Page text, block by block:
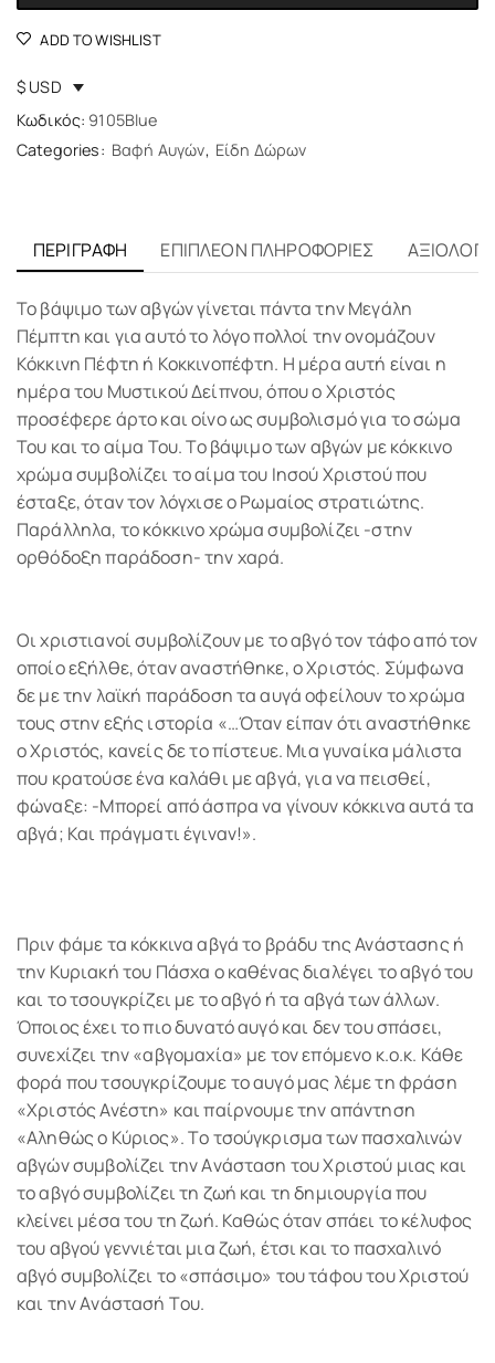
ADD TO WISHLIST
$ USD
Κωδικός: 9105Blue
Categories: Βαφή Αυγών, Είδη Δώρων
ΠΕΡΙΓΡΑΦΉ ΕΠΙΠΛΈΟΝ ΠΛΗΡΟΦΟΡΊΕΣ
Το βάψιμο των αβγών γίνεται πάντα την Μεγάλη
Πέμπτη και για αυτό το λόγο πολλοί την ονομάζουν
Κόκκινη Πέφτη ή Κοκκινοπέφτη. Η μέρα αυτή είναι η
ημέρα του Μυστικού Δείπνου, όπου ο Χριστός
προσέφερε άρτο και οίνο ως συμβολισμό για το σώμα
Του και το αίμα Του. Το βάψιμο των αβγών με κόκκινο
χρώμα συμβολίζει το αίμα του Ιησού Χριστού που
έσταξε, όταν τον λόγχισε ο Ρωμαίος στρατιώτης.
Παράλληλα, το κόκκινο χρώμα συμβολίζει -στην
ορθόδοξη παράδοση- την χαρά.
Οι χριστιανοί συμβολίζουν με το αβγό τον τάφο από τον
οποίο εξήλθε, όταν αναστήθηκε, ο Χριστός. Σύμφωνα
δε με την λαϊκή παράδοση τα αυγά οφείλουν το χρώμα
τους στην εξής ιστορία «…Όταν είπαν ότι αναστήθηκε
ο Χριστός, κανείς δε το πίστευε. Μια γυναίκα μάλιστα
που κρατούσε ένα καλάθι με αβγά, για να πεισθεί,
φώναξε: -Μπορεί από άσπρα να γίνουν κόκκινα αυτά τα
αβγά; Και πράγματι έγιναν!».
Πριν φάμε τα κόκκινα αβγά το βράδυ της Ανάστασης ή
την Κυριακή του Πάσχα ο καθένας διαλέγει το αβγό του
και το τσουγκρίζει με το αβγό ή τα αβγά των άλλων.
Όποιος έχει το πιο δυνατό αυγό και δεν του σπάσει,
συνεχίζει την «αβγομαχία» με τον επόμενο κ.ο.κ. Κάθε
φορά που τσουγκρίζουμε το αυγό μας λέμε τη φράση
«Χριστός Ανέστη» και παίρνουμε την απάντηση
«Αληθώς ο Κύριος». Tο τσούγκρισμα των πασχαλινών
αβγών συμβολίζει την Aνάσταση του Xριστού μιας και
το αβγό συμβολίζει τη ζωή και τη δημιουργία που
κλείνει μέσα του τη ζωή. Καθώς όταν σπάει το κέλυφος
του αβγού γεννιέται μια ζωή, έτσι και το πασχαλινό
αβγό συμβολίζει το «σπάσιμο» του τάφου του Xριστού
και την Aνάστασή Tου.